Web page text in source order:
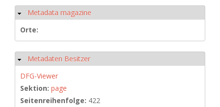
Ausblenden
Metadata magazine
Orte:
Ausblenden
Metadaten Besitzer
DFG-Viewer
Sektion: page
Seitenreihenfolge: 422